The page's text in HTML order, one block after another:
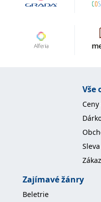
Vše
Zajímavé žánry
Beletrie